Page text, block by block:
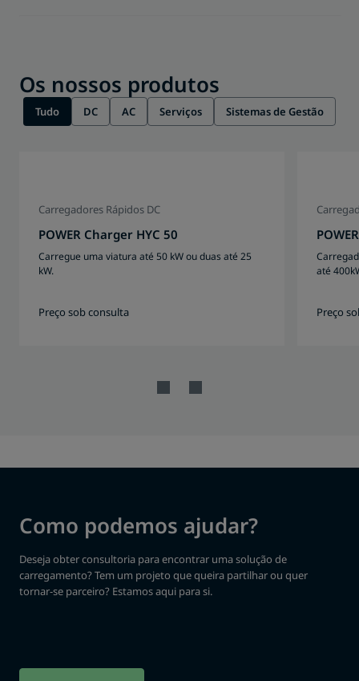
Os nossos produtos
Tudo DC AC Serviços Sistemas de Gestão
Carregadores Rápidos DC
POWER Charger HYC 50
Carregue uma viatura até 50 kW ou duas até 25
kW.
Preço sob consulta
até
Preço
Como podemos ajudar?
Deseja obter consultoria para encontrar uma solução de
carregamento? Tem um projeto que queira partilhar ou quer
tornar-se parceiro? Estamos aqui para si.